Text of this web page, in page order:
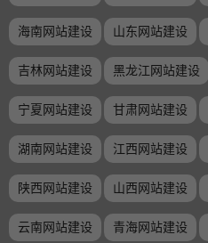
海南网站建设 山东网站建设
吉林网站建设 黑龙江网站建设
宁夏网站建设 甘肃网站建设
湖南网站建设 江西网站建设
陕西网站建设 山西网站建设
云南网站建设 青海网站建设